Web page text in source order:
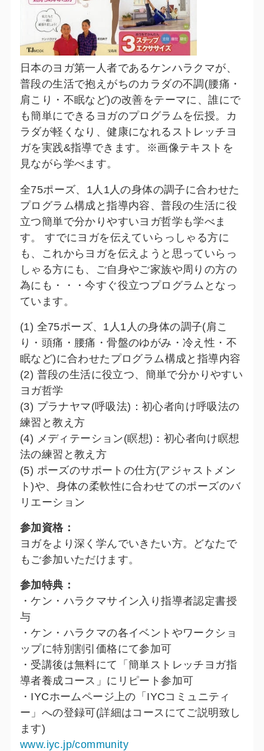
日本のヨガ第一人者であるケンハラクマが、
普段の生活で抱えがちのカラダの不調(腰痛・
肩こり・不眠など)の改善をテーマに、誰にで
も簡単にできるヨガのプログラムを伝授。カ
ラダが軽くなり、健康になれるストレッチヨ
ガを実践&指導できます。※画像テキストを
見ながら学べます。
全75ポーズ、1人1人の身体の調子に合わせた
プログラム構成と指導内容、普段の生活に役
立つ簡単で分かりやすいヨガ哲学も学べま
す。 すでにヨガを伝えていらっしゃる方に
も、これからヨガを伝えようと思っていらっ
しゃる方にも、ご自身やご家族や周りの方の
為にも・・・今すぐ役立つプログラムとなっ
ています。
(1) 全75ポーズ、1人1人の身体の調子(肩こ
り・頭痛・腰痛・骨盤のゆがみ・冷え性・不
眠など)に合わせたプログラム構成と指導内容
(2) 普段の生活に役立つ、簡単で分かりやすい
ヨガ哲学
(3) プラナヤマ(呼吸法)：初心者向け呼吸法の
練習と教え方
(4) メディテーション(瞑想)：初心者向け瞑想
法の練習と教え方
(5) ポーズのサポートの仕方(アジャストメン
ト)や、身体の柔軟性に合わせてのポーズのバ
リエーション
参加資格：
ヨガをより深く学んでいきたい方。どなたで
もご参加いただけます。
参加特典：
・ケン・ハラクマサイン入り指導者認定書授
与
・ケン・ハラクマの各イベントやワークショ
ップに特別割引価格にて参加可
・受講後は無料にて「簡単ストレッチヨガ指
導者養成コース」にリピート参加可
・IYCホームページ上の「IYCコミュニティ
ー」への登録可(詳細はコースにてご説明致し
ます)
www.iyc.jp/community